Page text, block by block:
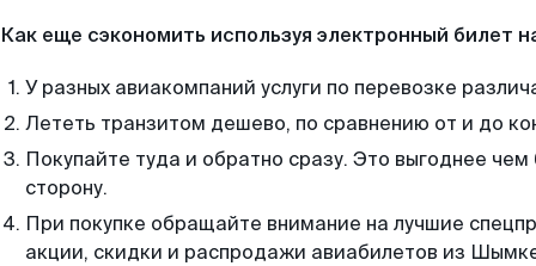
Как еще сэкономить используя электронный билет
У разных авиакомпаний услуги по перевозке
Лететь транзитом дешево, по сравнению от и до
Покупайте туда и обратно сразу. Это выгоднее
сторону.
При покупке обращайте внимание на лучшие
акции, скидки и распродажи авиабилетов из